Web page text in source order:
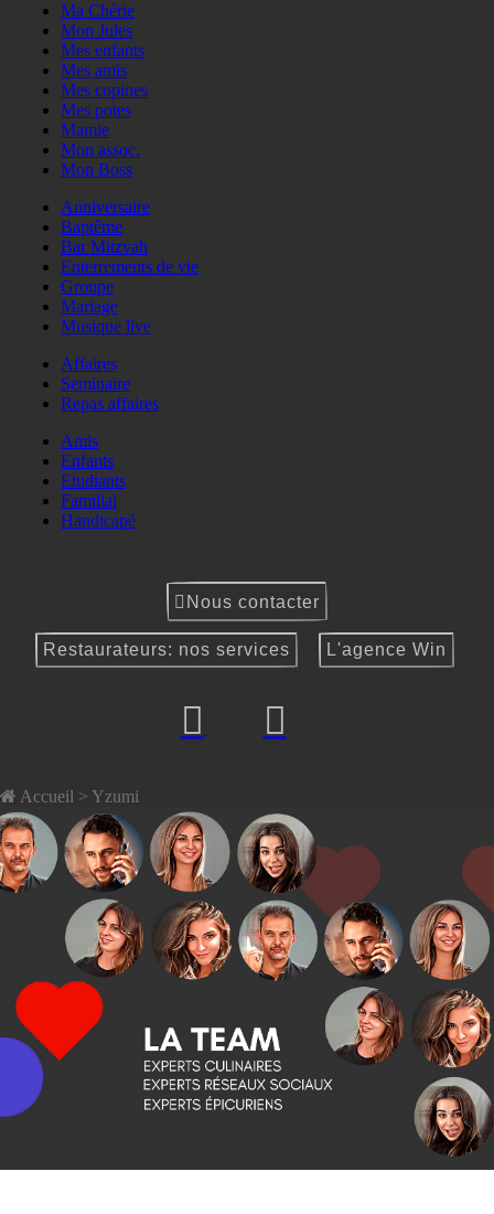
Ma Chérie
Mon Jules
Mes enfants
Mes amis
Mes copines
Mes potes
Mamie
Mon assoc.
Mon Boss
Anniversaire
Baptême
Bar Mitzvah
Enterrements de vie
Groupe
Mariage
Musique live
Affaires
Seminaire
Repas affaires
Amis
Enfants
Etudiants
Familial
Handicapé
Nous contacter
Restaurateurs: nos services L'agence Win
Accueil > Yzumi